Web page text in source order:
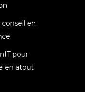
en
pour
en atout